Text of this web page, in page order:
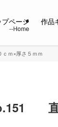
プページ 作品
ｍ×厚さ５ｍｍ
直